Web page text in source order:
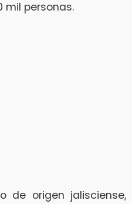
mil personas.
de origen jalisciense,